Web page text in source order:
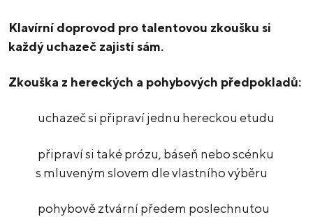
Klavírní doprovod pro talentovou zkoušku si
každý uchazeč zajistí sám.
Zkouška z hereckých a pohybových předpokladů:
uchazeč si připraví jednu hereckou etudu
připraví si také prózu, báseň nebo scénku
s mluveným slovem dle vlastního výběru
pohybově ztvární předem poslechnutou